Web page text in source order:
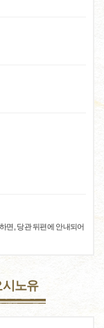
면, 당관 뒤편에 안내되어
시노유